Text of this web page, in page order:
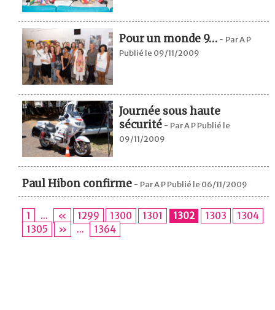
Pour un monde 9… - Par A P
Publié le 09/11/2009
Journée sous haute
sécurité - Par A P Publié le
09/11/2009
Paul Hibon confirme - Par A P Publié le 06/11/2009
1 ... « 1299 1300 1301 1302 1303
1304
1305
» ... 1364